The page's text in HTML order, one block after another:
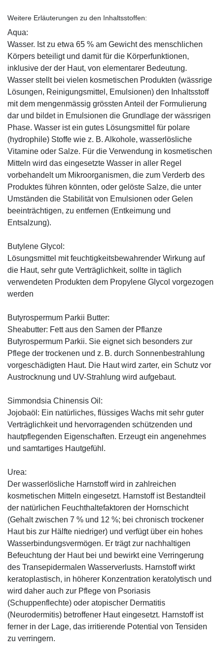
Weitere Erläuterungen zu den Inhaltsstoffen:
Aqua:
Wasser. Ist zu etwa 65 % am Gewicht des menschlichen
Körpers beteiligt und damit für die Körperfunktionen,
inklusive der der Haut, von elementarer Bedeutung.
Wasser stellt bei vielen kosmetischen Produkten (wässrige
Lösungen, Reinigungsmittel, Emulsionen) den Inhaltsstoff
mit dem mengenmässig grössten Anteil der Formulierung
dar und bildet in Emulsionen die Grundlage der wässrigen
Phase. Wasser ist ein gutes Lösungsmittel für polare
(hydrophile) Stoffe wie z. B. Alkohole, wasserlösliche
Vitamine oder Salze. Für die Verwendung in kosmetischen
Mitteln wird das eingesetzte Wasser in aller Regel
vorbehandelt um Mikroorganismen, die zum Verderb des
Produktes führen könnten, oder gelöste Salze, die unter
Umständen die Stabilität von Emulsionen oder Gelen
beeinträchtigen, zu entfernen (Entkeimung und
Entsalzung).
Butylene Glycol:
Lösungsmittel mit feuchtigkeitsbewahrender Wirkung auf
die Haut, sehr gute Verträglichkeit, sollte in täglich
verwendeten Produkten dem Propylene Glycol vorgezogen
werden
Butyrospermum Parkii Butter:
Sheabutter: Fett aus den Samen der Pflanze
Butyrospermum Parkii. Sie eignet sich besonders zur
Pflege der trockenen und z. B. durch Sonnenbestrahlung
vorgeschädigten Haut. Die Haut wird zarter, ein Schutz vor
Austrocknung und UV-Strahlung wird aufgebaut.
Simmondsia Chinensis Oil:
Jojobaöl: Ein natürliches, flüssiges Wachs mit sehr guter
Verträglichkeit und hervorragenden schützenden und
hautpflegenden Eigenschaften. Erzeugt ein angenehmes
und samtartiges Hautgefühl.
Urea:
Der wasserlösliche Harnstoff wird in zahlreichen
kosmetischen Mitteln eingesetzt. Harnstoff ist Bestandteil
der natürlichen Feuchthaltefaktoren der Hornschicht
(Gehalt zwischen 7 % und 12 %; bei chronisch trockener
Haut bis zur Hälfte niedriger) und verfügt über ein hohes
Wasserbindungsvermögen. Er trägt zur nachhaltigen
Befeuchtung der Haut bei und bewirkt eine Verringerung
des Transepidermalen Wasserverlusts. Harnstoff wirkt
keratoplastisch, in höherer Konzentration keratolytisch und
wird daher auch zur Pflege von Psoriasis
(Schuppenflechte) oder atopischer Dermatitis
(Neurodermitis) betroffener Haut eingesetzt. Harnstoff ist
ferner in der Lage, das irritierende Potential von Tensiden
zu verringern.